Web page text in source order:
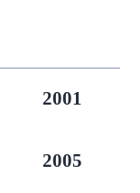
2001
2005